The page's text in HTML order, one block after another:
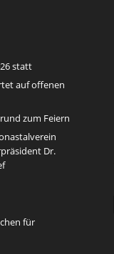
statt
auf offenen
zum Feiern
Dr.
für